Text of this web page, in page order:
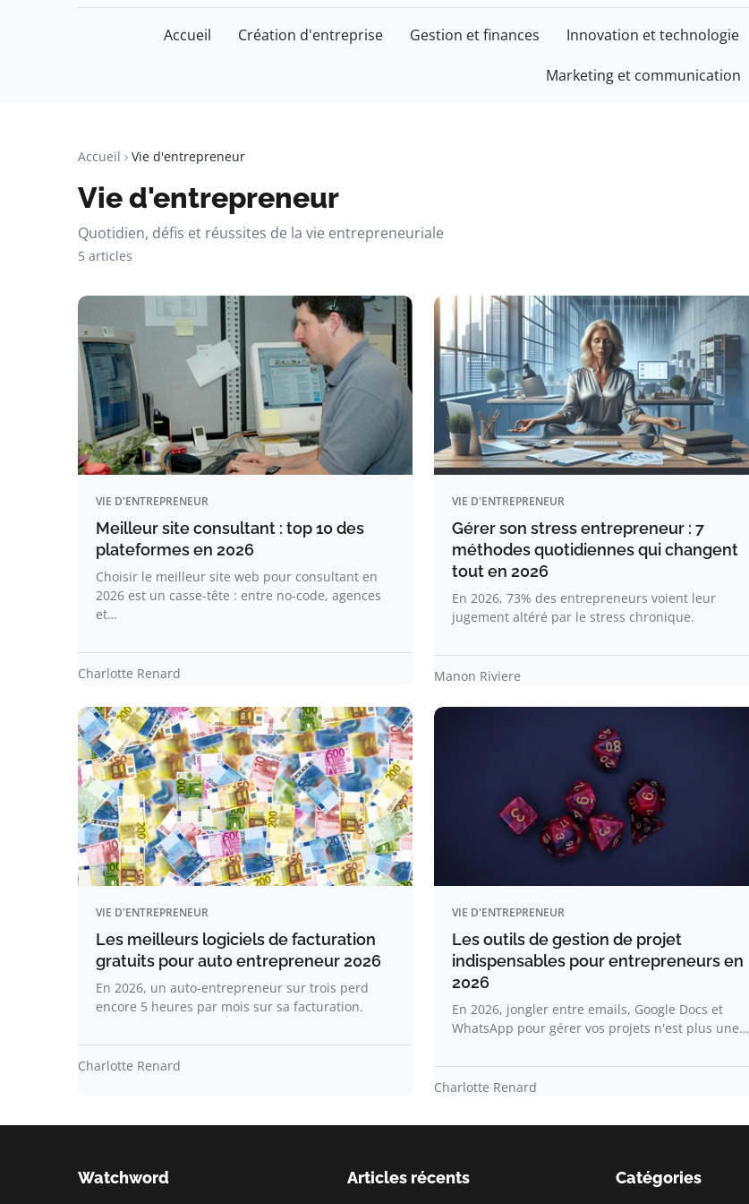
Accueil Création d'entreprise Gestion et finances Innovation et technologie
Marketing et communication
Accueil Vie d'entrepreneur
Vie d'entrepreneur
Quotidien, défis et réussites de la vie entrepreneuriale
5 articles
VIE D'ENTREPRENEUR
Meilleur site consultant : top 10 des
plateformes en 2026
Choisir le meilleur site web pour consultant en
2026 est un casse-tête : entre no-code, agences
et…
Charlotte Renard
VIE D'ENTREPRENEUR
Gérer son stress entrepreneur : 7
méthodes quotidiennes qui changent
tout en 2026
En 2026, 73% des entrepreneurs voient leur
jugement altéré par le stress chronique.
Manon Riviere
VIE D'ENTREPRENEUR
Les meilleurs logiciels de facturation
gratuits pour auto entrepreneur 2026
En 2026, un auto-entrepreneur sur trois perd
encore 5 heures par mois sur sa facturation.
Charlotte Renard
VIE D'ENTREPRENEUR
Les outils de gestion de projet
indispensables pour entrepreneurs en
2026
En 2026, jongler entre emails, Google Docs et
WhatsApp pour gérer vos projets n'est plus une…
Charlotte Renard
Watchword Articles récents Catégories